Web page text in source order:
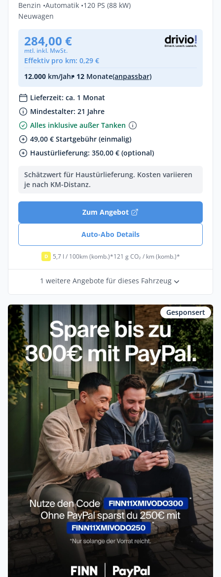
Benzin •Automatik •120 PS (88 kW)
Neuwagen
284,00 €
mtl. inkl. MwSt.
Effektiv pro km: 0,29 €
12.000 km/Jahr• 12 Monate(anpassbar)
Lieferzeit: ca. 1 Monat
Mindestalter: 21 Jahre
Alles inklusive außer Tanken
49,00 € Startgebühr (einmalig)
Haustürlieferung: 350,00 € (optional)
Schätzwert für Haustürlieferung. Kosten variieren
je nach KM-Distanz.
Zum Angebot
Auto-Abo Details
D 5,7 l / 100km (komb.)*121 g CO₂ / km (komb.)*
1 weitere Angebote für dieses Fahrzeug
Gesponsert